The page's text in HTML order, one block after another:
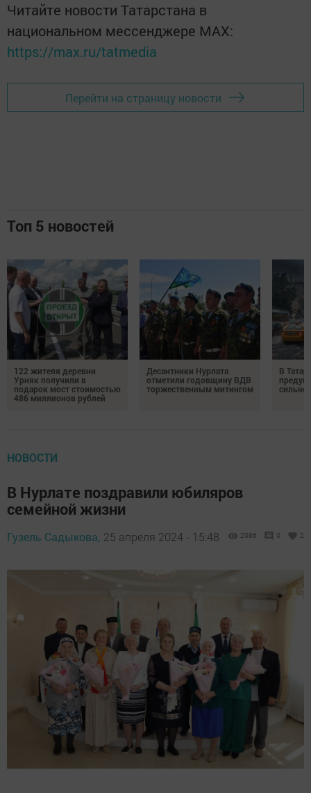
Читайте новости Татарстана в
национальном мессенджере MАХ:
https://max.ru/tatmedia
Перейти на страницу новости
Топ 5 новостей
122 жителя деревни
Урняк получили в
подарок мост стоимостью
486 миллионов рублей
Десантники Нурлата
отметили годовщину ВДВ
торжественным митингом
В
НОВОСТИ
В Нурлате поздравили юбиляров
семейной жизни
Гузель Садыкова, 25 апреля 2024 - 15:48 2086 0 2